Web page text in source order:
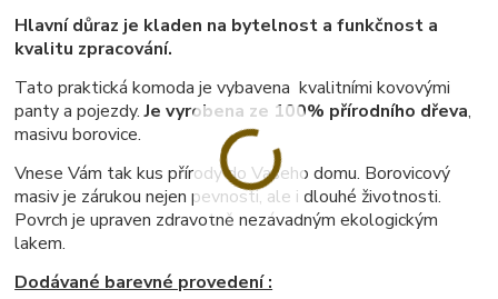
Hlavní důraz je kladen na bytelnost a funkčnost a
kvalitu zpracování.
Tato praktická komoda je vybavena kvalitními kovovými
panty a pojezdy.Je vyrobena ze 100% přírodního dřeva,
masivu borovice.
Vnese Vám tak kus přírody do Vašeho domu. Borovicový
masiv je zárukou nejen pevnosti, ale i dlouhé životnosti.
Povrch je upraven zdravotně nezávadným ekologickým
lakem.
Dodávané barevné provedení :